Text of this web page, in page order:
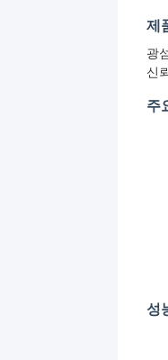
제
광
신
주
성